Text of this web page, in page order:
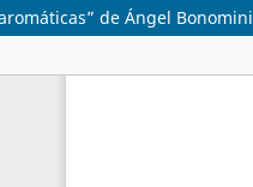
de Ángel Bonomini